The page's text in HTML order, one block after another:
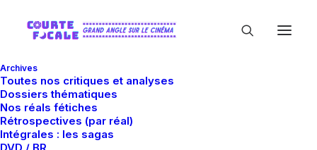
Archives
Toutes nos critiques et analyses
Dossiers thématiques
Nos réals fétiches
Rétrospectives (par réal)
Intégrales : les sagas